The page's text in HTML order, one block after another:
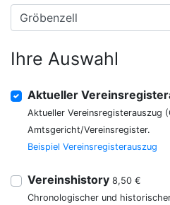
Ihre Auswahl
Aktueller
Aktueller Vereinsregisterauszug
Amtsgericht/Vereinsregister.
Beispiel Vereinsregisterauszug
Vereinshistory 8,50 €
Chronologischer und